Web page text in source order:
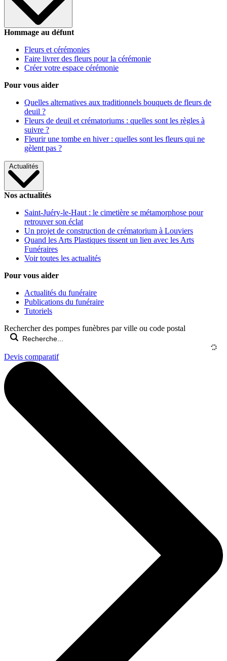
Hommage au défunt
Fleurs et cérémonies
Faire livrer des fleurs pour la cérémonie
Créer votre espace cérémonie
Pour vous aider
Quelles alternatives aux traditionnels bouquets de fleurs de
deuil ?
Fleurs de deuil et crématoriums : quelles sont les règles à
suivre ?
Fleurir une tombe en hiver : quelles sont les fleurs qui ne
gèlent pas ?
Actualités
Nos actualités
Saint-Juéry-le-Haut : le cimetière se métamorphose pour
retrouver son éclat
Un projet de construction de crématorium à Louviers
Quand les Arts Plastiques tissent un lien avec les Arts
Funéraires
Voir toutes les actualités
Pour vous aider
Actualités du funéraire
Publications du funéraire
Tutoriels
Rechercher des pompes funèbres par ville ou code postal
Devis comparatif